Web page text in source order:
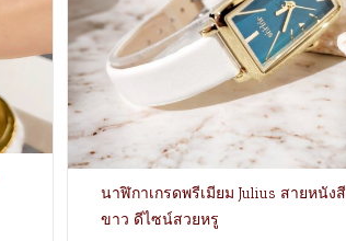
นาฬิกาเกรดพรีเมียม Julius สายหนังสี
ขาว ดีไซน์สวยหรู